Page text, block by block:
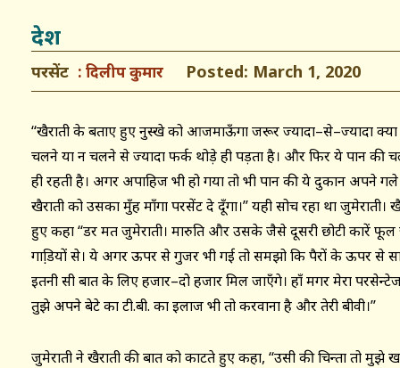
देश
परसेंट दिलीप कुमार Posted: March 1, 2020
‘‘खैराती के बताए हुए नुस्खे को आजमाऊँगा जरूर ज्यादा–से–ज्यादा क्या
चलने या न चलने से ज्यादा फर्क थोड़े ही पड़ता है। और फिर ये पान की
ही रहती है। अगर अपाहिज भी हो गया तो भी पान की ये दुकान अपने
खैराती को उसका मुँह माँगा परसेंट दे दूँगा।’’ यही सोच रहा था जुमेराती।
हुए कहा ‘‘डर मत जुमेराती। मारुति और उसके जैसे दूसरी छोटी कारें फूल
गाडि़यों से। ये अगर ऊपर से गुजर भी गई तो समझो कि पैरों के ऊपर से
इतनी सी बात के लिए हजार–दो हजार मिल जाएँगे। हाँ मगर मेरा
तुझे अपने बेटे का टी.बी. का इलाज भी तो करवाना है और तेरी बीवी।’’
जुमेराती ने खैराती की बात को काटते हुए कहा, ‘‘उसी की चिन्ता तो